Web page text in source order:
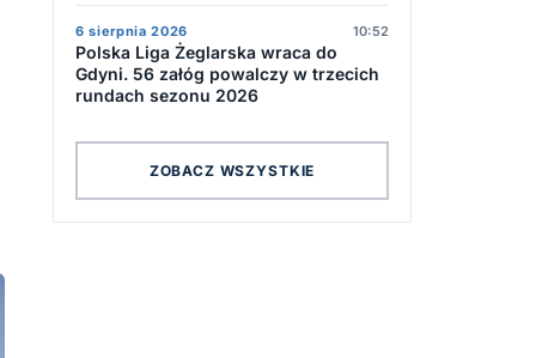
6 sierpnia 2026 10:52
Polska Liga Żeglarska wraca do
Gdyni. 56 załóg powalczy w trzecich
rundach sezonu 2026
ZOBACZ WSZYSTKIE